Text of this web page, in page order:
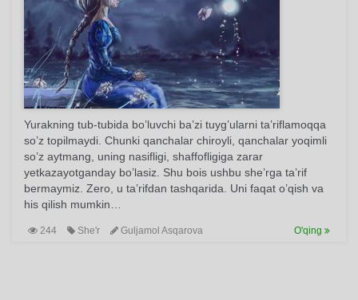
Yurakning tub-tubida bo’luvchi ba’zi tuyg’ularni ta’riflamoqqa
so’z topilmaydi. Chunki qanchalar chiroyli, qanchalar yoqimli
so’z aytmang, uning nasifligi, shaffofligiga zarar
yetkazayotganday bo’lasiz. Shu bois ushbu she’rga ta’rif
bermaymiz. Zero, u ta’rifdan tashqarida. Uni faqat o’qish va
his qilish mumkin…
244 She'r Guljamol Asqarova O'qing